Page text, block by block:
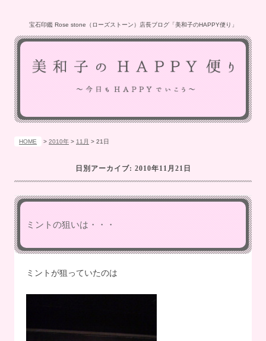
宝石印鑑 Rose stone（ローズストーン）店長ブログ「美和子のHAPPY便り」
HOME > 2010年 > 11月 > 21日
日別アーカイブ: 2010年11月21日
ミントの狙いは・・・
ミントが狙っていたのは